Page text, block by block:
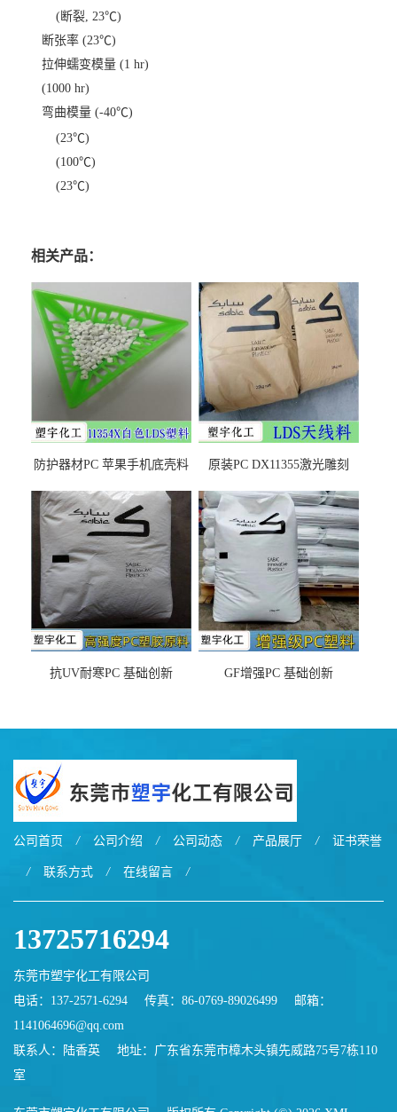
(断裂, 23℃)
断张率 (23℃)
拉伸蠕变模量 (1 hr)
(1000 hr)
弯曲模量 (-40℃)
(23℃)
(100℃)
(23℃)
相关产品：
防护器材PC 苹果手机底壳料
之忧
原装PC DX11355激光雕刻
抗UV耐寒PC 基础创新
GF增强PC 基础创新
公司首页 / 公司介绍 / 公司动态 / 产品展厅 / 证书荣誉
/ 联系方式 / 在线留言 /
13725716294
东莞市塑宇化工有限公司
电话：137-2571-6294
传真：86-0769-89026499
邮箱：
1141064696@qq.com
联系人：陆香英
地址：广东省东莞市樟木头镇先威路75号7栋110
室